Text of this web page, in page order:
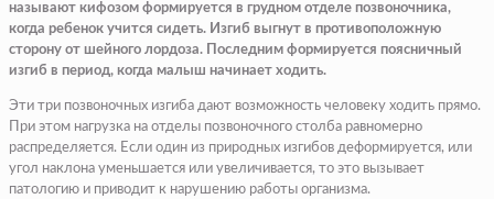
называют кифозом формируется в грудном отделе позвоночника,
когда ребенок учится сидеть. Изгиб выгнут в противоположную
сторону от шейного лордоза. Последним формируется поясничный
изгиб в период, когда малыш начинает ходить.
Эти три позвоночных изгиба дают возможность человеку ходить прямо.
При этом нагрузка на отделы позвоночного столба равномерно
распределяется. Если один из природных изгибов деформируется, или
угол наклона уменьшается или увеличивается, то это вызывает
патологию и приводит к нарушению работы организма.